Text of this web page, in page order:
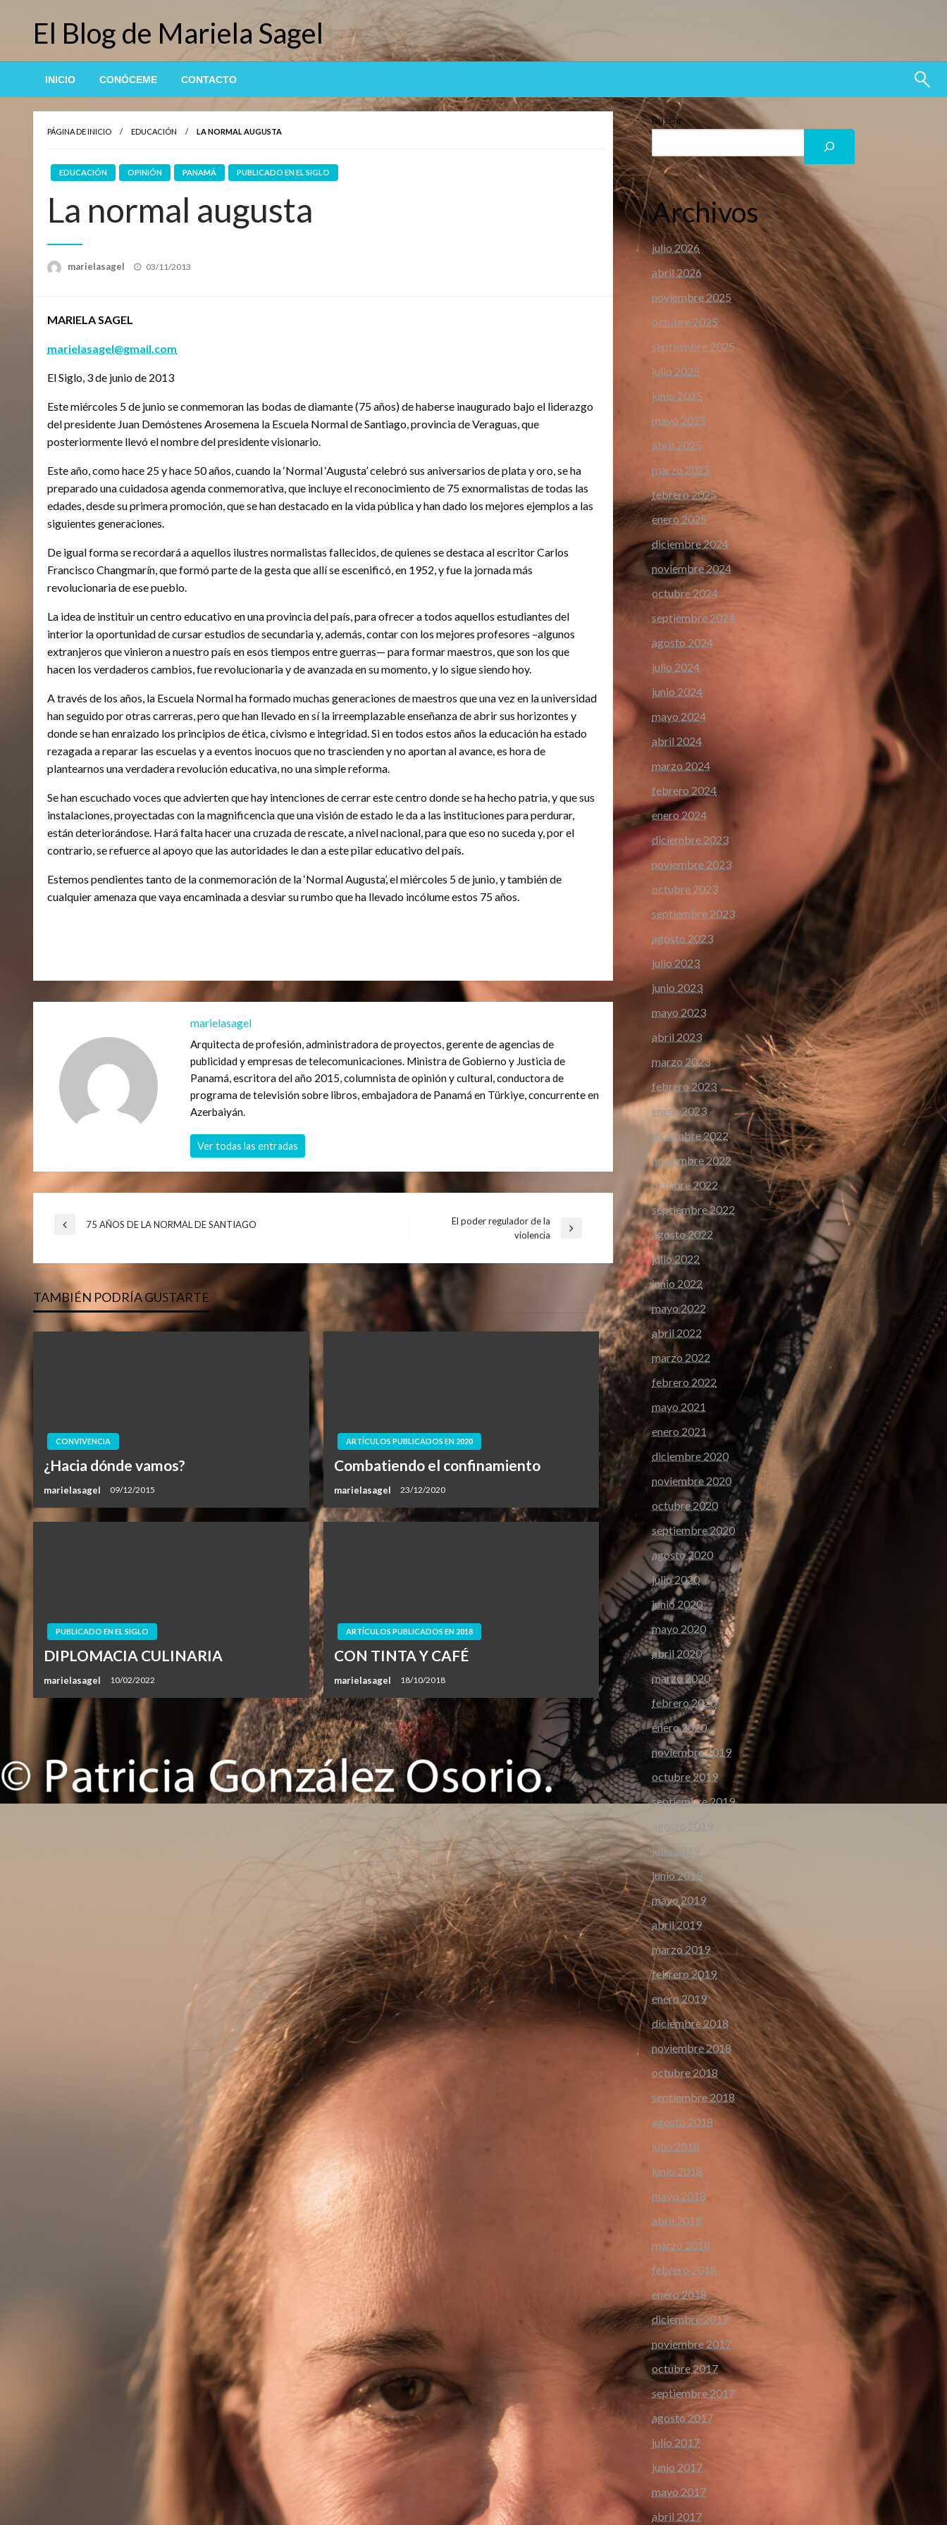
contenidoEl Blog de Mariela Sagel
INICIO CONÓCEME CONTACTO
PÁGINA DE INICIO EDUCACIÓN LA NORMAL AUGUSTA
EDUCACIÓN OPINIÓN PANAMÁ PUBLICADO EN EL SIGLO
La normal augusta
marielasagel
Publicado
03/11/2013
MARIELA SAGEL
marielasagel@gmail.com
El Siglo, 3 de junio de 2013
Este miércoles 5 de junio se conmemoran las bodas de diamante (75 años) de haberse inaugurado bajo el liderazgo
del presidente Juan Demóstenes Arosemena la Escuela Normal de Santiago, provincia de Veraguas, que
posteriormente llevó el nombre del presidente visionario.
Este año, como hace 25 y hace 50 años, cuando la ‘Normal ‘Augusta’ celebró sus aniversarios de plata y oro, se ha
preparado una cuidadosa agenda conmemorativa, que incluye el reconocimiento de 75 exnormalistas de todas las
edades, desde su primera promoción, que se han destacado en la vida pública y han dado los mejores ejemplos a las
siguientes generaciones.
De igual forma se recordará a aquellos ilustres normalistas fallecidos, de quienes se destaca al escritor Carlos
Francisco Changmarín, que formó parte de la gesta que allí se escenificó, en 1952, y fue la jornada más
revolucionaria de ese pueblo.
La idea de instituir un centro educativo en una provincia del país, para ofrecer a todos aquellos estudiantes del
interior la oportunidad de cursar estudios de secundaria y, además, contar con los mejores profesores –algunos
extranjeros que vinieron a nuestro país en esos tiempos entre guerras— para formar maestros, que son los que
hacen los verdaderos cambios, fue revolucionaria y de avanzada en su momento, y lo sigue siendo hoy.
A través de los años, la Escuela Normal ha formado muchas generaciones de maestros que una vez en la universidad
han seguido por otras carreras, pero que han llevado en sí la irreemplazable enseñanza de abrir sus horizontes y
donde se han enraizado los principios de ética, civismo e integridad. Si en todos estos años la educación ha estado
rezagada a reparar las escuelas y a eventos inocuos que no trascienden y no aportan al avance, es hora de
plantearnos una verdadera revolución educativa, no una simple reforma.
Se han escuchado voces que advierten que hay intenciones de cerrar este centro donde se ha hecho patria, y que sus
instalaciones, proyectadas con la magnificencia que una visión de estado le da a las instituciones para perdurar,
están deteriorándose. Hará falta hacer una cruzada de rescate, a nivel nacional, para que eso no suceda y, por el
contrario, se refuerce al apoyo que las autoridades le dan a este pilar educativo del país.
Estemos pendientes tanto de la conmemoración de la ‘Normal Augusta’, el miércoles 5 de junio, y también de
cualquier amenaza que vaya encaminada a desviar su rumbo que ha llevado incólume estos 75 años.
marielasagel
Arquitecta de profesión, administradora de proyectos, gerente de agencias de
publicidad y empresas de telecomunicaciones. Ministra de Gobierno y Justicia de
Panamá, escritora del año 2015, columnista de opinión y cultural, conductora de
programa de televisión sobre libros, embajadora de Panamá en Türkiye, concurrente en
Azerbaiyán.
Ver todas las entradas
Navegación
de
entradas
Entrada
75 AÑOS DE LA NORMAL DE SANTIAGO
El poder regulador de la
violencia
TAMBIÉN PODRÍA GUSTARTE
CONVIVENCIA
¿Hacia dónde vamos?
marielasagel 09/12/2015
ARTÍCULOS PUBLICADOS EN 2020
Combatiendo el confinamiento
marielasagel 23/12/2020
PUBLICADO EN EL SIGLO
DIPLOMACIA CULINARIA
marielasagel 10/02/2022
ARTÍCULOS PUBLICADOS EN 2018
CON TINTA Y CAFÉ
marielasagel 18/10/2018
Buscar
Archivos
julio 2026
abril 2026
noviembre 2025
octubre 2025
septiembre 2025
julio 2025
junio 2025
mayo 2025
abril 2025
marzo 2025
febrero 2025
enero 2025
diciembre 2024
noviembre 2024
octubre 2024
septiembre 2024
agosto 2024
julio 2024
junio 2024
mayo 2024
abril 2024
marzo 2024
febrero 2024
enero 2024
diciembre 2023
noviembre 2023
octubre 2023
septiembre 2023
agosto 2023
julio 2023
junio 2023
mayo 2023
abril 2023
marzo 2023
febrero 2023
enero 2023
diciembre 2022
noviembre 2022
octubre 2022
septiembre 2022
agosto 2022
julio 2022
junio 2022
mayo 2022
abril 2022
marzo 2022
febrero 2022
mayo 2021
enero 2021
diciembre 2020
noviembre 2020
octubre 2020
septiembre 2020
agosto 2020
julio 2020
junio 2020
mayo 2020
abril 2020
marzo 2020
febrero 2020
enero 2020
noviembre 2019
octubre 2019
septiembre 2019
agosto 2019
julio 2019
junio 2019
mayo 2019
abril 2019
marzo 2019
febrero 2019
enero 2019
diciembre 2018
noviembre 2018
octubre 2018
septiembre 2018
agosto 2018
julio 2018
junio 2018
mayo 2018
abril 2018
marzo 2018
febrero 2018
enero 2018
diciembre 2017
noviembre 2017
octubre 2017
septiembre 2017
agosto 2017
julio 2017
junio 2017
mayo 2017
abril 2017